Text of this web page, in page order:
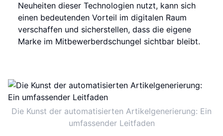
Neuheiten dieser Technologien nutzt, kann sich
einen bedeutenden Vorteil im digitalen Raum
verschaffen und sicherstellen, dass die eigene
Marke im Mitbewerberdschungel sichtbar bleibt.
Die Kunst der automatisierten Artikelgenerierung: Ein
umfassender Leitfaden